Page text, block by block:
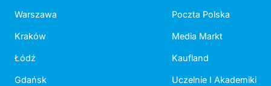
Warszawa
Kraków
Łódź
Gdańsk
Poczta Polska
Media Markt
Kaufland
Uczelnie I Akademiki